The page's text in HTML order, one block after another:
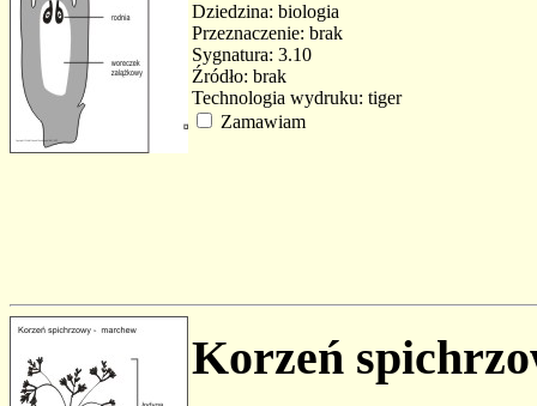
Dziedzina: biologia
Przeznaczenie: brak
Sygnatura: 3.10
Źródło: brak
Technologia wydruku: tiger
Zamawiam
Korzeń